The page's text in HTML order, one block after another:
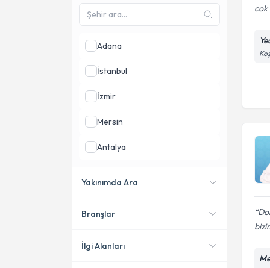
cok
Adana
İstanbul
İzmir
Mersin
Antalya
Yakınımda Ara
Konumuma yakın uzmanları
Branşlar
İlgi Alanları